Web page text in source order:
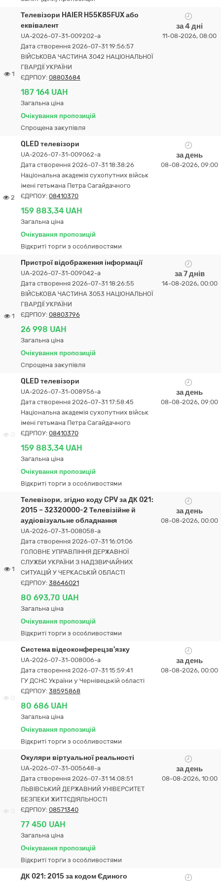
1
Телевізори HAIER H55K85FUX або
еквівалент
UA-2026-07-31-009202-a
Дата створення 2026-07-31 19:56:57
ВІЙСЬКОВА ЧАСТИНА 3042 НАЦІОНАЛЬНОЇ
ГВАРДІЇ УКРАЇНИ
ЄДРПОУ: 08803684
187 164 UAH
Загальна ціна
Очікування пропозицій
Спрощена закупівля
за 4 дні
11-08-2026, 08:00
2
QLED телевізори
UA-2026-07-31-009062-a
Дата створення 2026-07-31 18:38:26
Національна академія сухопутних військ
імені гетьмана Петра Сагайдачного
ЄДРПОУ: 08410370
159 883,34 UAH
Загальна ціна
Очікування пропозицій
Відкриті торги з особливостями
за день
08-08-2026, 09:00
1
Пристрої відображення інформації
UA-2026-07-31-009042-a
Дата створення 2026-07-31 18:26:55
ВІЙСЬКОВА ЧАСТИНА 3053 НАЦІОНАЛЬНОЇ
ГВАРДІЇ УКРАЇНИ
ЄДРПОУ: 08803796
26 998 UAH
Загальна ціна
Очікування пропозицій
Спрощена закупівля
за 7 днів
14-08-2026, 00:00
0
QLED телевізори
UA-2026-07-31-008956-a
Дата створення 2026-07-31 17:58:45
Національна академія сухопутних військ
імені гетьмана Петра Сагайдачного
ЄДРПОУ: 08410370
159 883,34 UAH
Загальна ціна
Очікування пропозицій
Відкриті торги з особливостями
за день
08-08-2026, 09:00
1
Телевізори, згідно коду CPV за ДК 021:
2015 – 32320000-2 Телевізійне й
аудіовізуальне обладнання
UA-2026-07-31-008058-a
Дата створення 2026-07-31 16:01:06
ГОЛОВНЕ УПРАВЛІННЯ ДЕРЖАВНОЇ
СЛУЖБИ УКРАЇНИ З НАДЗВИЧАЙНИХ
СИТУАЦІЙ У ЧЕРКАСЬКІЙ ОБЛАСТІ
ЄДРПОУ: 38646021
80 693,70 UAH
Загальна ціна
Очікування пропозицій
Відкриті торги з особливостями
за день
08-08-2026, 00:00
0
Система відеоконферецзв'язку
UA-2026-07-31-008006-a
Дата створення 2026-07-31 15:59:41
ГУ ДСНС України у Чернівецькій області
ЄДРПОУ: 38595868
80 686 UAH
Загальна ціна
Очікування пропозицій
Відкриті торги з особливостями
за день
08-08-2026, 00:00
Окуляри віртуальної реальності
UA-2026-07-31-005648-a
Дата створення 2026-07-31 14:08:51
ЛЬВІВСЬКИЙ ДЕРЖАВНИЙ УНІВЕРСИТЕТ
БЕЗПЕКИ ЖИТТЄДІЯЛЬНОСТІ
ЄДРПОУ: 08571340
77 450 UAH
Загальна ціна
Очікування пропозицій
Відкриті торги з особливостями
за день
08-08-2026, 10:00
ДК 021: 2015 за кодом Єдиного